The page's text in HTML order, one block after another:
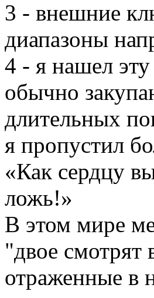
3 - внешние
диапазоны
4 - я нашел
обычно
длительных
я пропустил
«Как сердцу
ложь!»
В этом мире
"двое смотрят
отраженные в